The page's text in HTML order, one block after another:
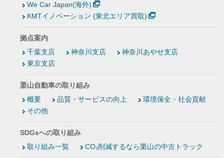
We Car Japan(海外)
KMTイノベーション (東北エリア買取)
拠点案内
千葉支店
神奈川支店
神奈川あやせ支店
東京支店
栗山自動車の取り組み
概要
品質・サービスの向上
環境保全・社会貢献
その他
SDGsへの取り組み
取り組み一覧
CO₂削減するなら栗山の中古トラック